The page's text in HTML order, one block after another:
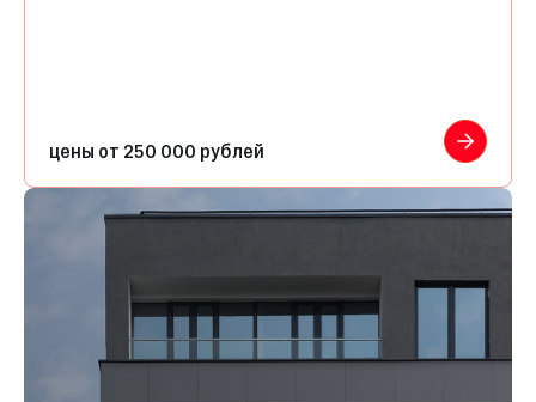
цены от 250 000 рублей